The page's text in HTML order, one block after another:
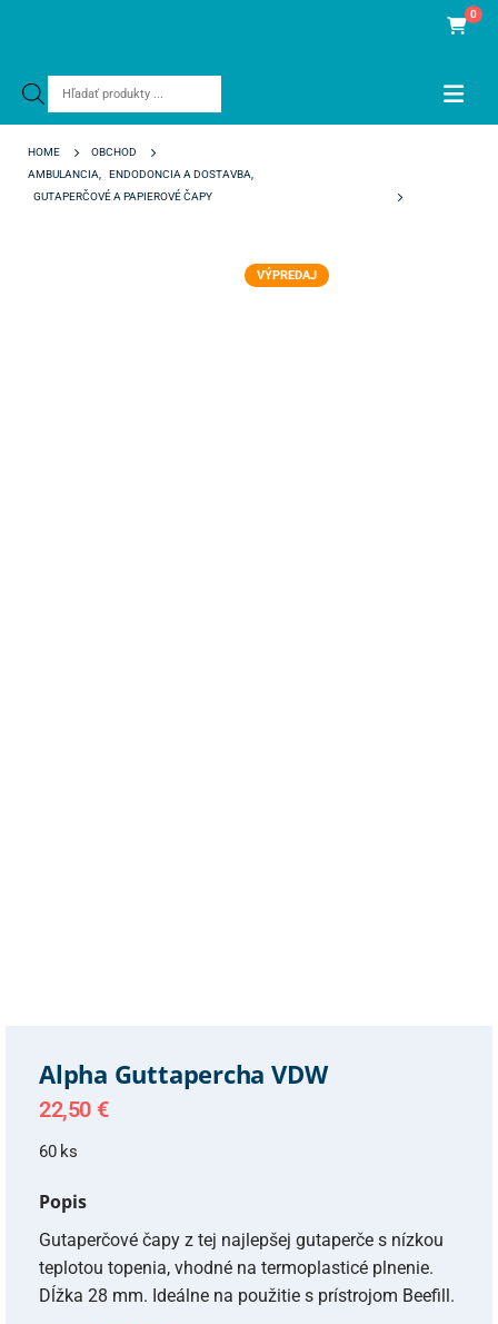
Products
0
HOME
OBCHOD
AMBULANCIA
ENDODONCIA A DOSTAVBA
GUTAPERČOVÉ A PAPIEROVÉ ČAPY
VÝPREDAJ
Alpha Guttapercha VDW
22,50 €
60 ks
Popis
Gutaperčové čapy z tej najlepšej gutaperče s nízkou
teplotou topenia, vhodné na termoplasticé plnenie.
Dĺžka 28 mm. Ideálne na použitie s prístrojom Beefill.